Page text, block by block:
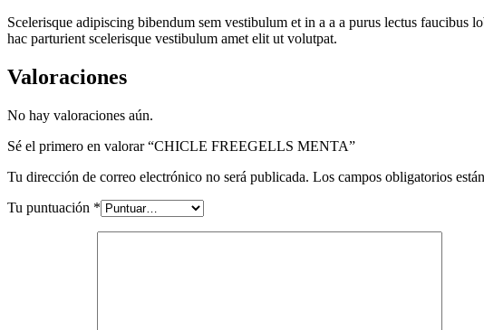
Scelerisque adipiscing bibendum sem vestibulum et in a a a purus lectus
hac parturient scelerisque vestibulum amet elit ut volutpat.
Valoraciones
No hay valoraciones aún.
Sé el primero en valorar “CHICLE FREEGELLS MENTA”
Tu dirección de correo electrónico no será publicada. Los campos obligatorios
Tu puntuación *